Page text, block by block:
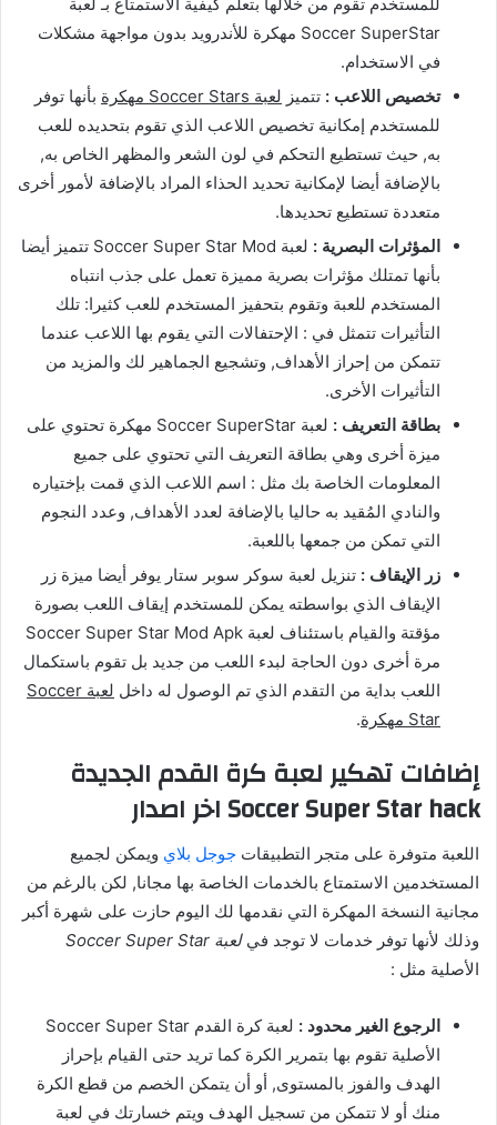
Soccer SuperStar مهكرة للأندرويد بدون مواجهة مشكلات
في الاستخدام.
تخصيص اللاعب : تتميز لعبة Soccer Stars مهكرة
بأنها توفر
للمستخدم إمكانية تخصيص اللاعب الذي تقوم بتحديده للعب
به, حيث تستطيع التحكم في لون الشعر والمظهر الخاص به,
بالإضافة أيضا لإمكانية تحديد الحذاء المراد بالإضافة لأمور أخرى
متعددة تستطيع تحديدها.
المؤثرات البصرية :
لعبة Soccer Super Star Mod تتميز أيضا
بأنها تمتلك مؤثرات بصرية مميزة تعمل على جذب انتباه
المستخدم للعبة وتقوم بتحفيز المستخدم للعب كثيرا: تلك
التأثيرات تتمثل في : الإحتفالات التي يقوم بها اللاعب عندما
تتمكن من إحراز الأهداف, وتشجيع الجماهير لك والمزيد من
التأثيرات الأخرى.
بطاقة التعريف :
لعبة Soccer SuperStar مهكرة تحتوي على
ميزة أخرى وهي بطاقة التعريف التي تحتوي على جميع
المعلومات الخاصة بك مثل : اسم اللاعب الذي قمت بإختياره
والنادي المُقيد به حاليا بالإضافة لعدد الأهداف, وعدد النجوم
التي تمكن من جمعها باللعبة.
زر الإيقاف : تنزيل لعبة سوكر سوبر ستار يوفر أيضا ميزة زر
الإيقاف الذي بواسطته يمكن للمستخدم إيقاف اللعب بصورة
مؤقتة والقيام باستئناف لعبة Soccer Super Star Mod Apk
مرة أخرى دون الحاجة لبدء اللعب من جديد بل تقوم باستكمال
اللعب بداية من التقدم الذي تم الوصول له داخل
لعبة Soccer
Star مهكرة
.
إضافات تهكير لعبة كرة القدم الجديدة
Soccer Super Star hack اخر اصدار
اللعبة متوفرة على متجر التطبيقات جوجل بلاي ويمكن لجميع
المستخدمين الاستمتاع بالخدمات الخاصة بها مجانا, لكن بالرغم من
مجانية النسخة المهكرة التي نقدمها لك اليوم حازت على شهرة أكبر
وذلك لأنها توفر خدمات لا توجد فيلعبة Soccer Super Star
الأصلية مثل :
الرجوع الغير محدود :
لعبة كرة القدم Soccer Super Star
الأصلية تقوم بها بتمرير الكرة كما تريد حتى القيام بإحراز
الهدف والفوز بالمستوى, أو أن يتمكن الخصم من قطع الكرة
منك أو لا تتمكن من تسجيل الهدف ويتم خسارتك في لعبة